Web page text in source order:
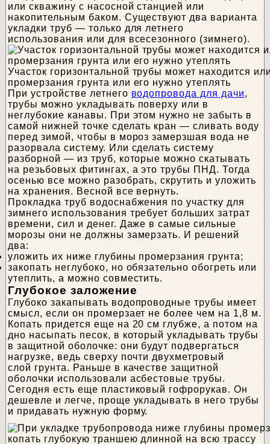
или скважину с насосной станцией или
накопительным баком. Существуют два варианта
укладки труб — только для летнего
использования или для всесезонного (зимнего).
Участок горизонтальной трубы может находится
промерзания грунта или его нужно утеплять
При устройстве летнего водопровода для дачи,
трубы можно укладывать поверху или в
неглубокие канавы. При этом нужно не забыть в
самой нижней точке сделать кран — сливать воду
перед зимой, чтобы в мороз замерзшая вода не
разорвала систему. Или сделать систему
разборной — из труб, которые можно скатывать
на резьбовых фитингах, а это трубы ПНД. Тогда
осенью все можно разобрать, скрутить и уложить
на хранения. Весной все вернуть.
Прокладка труб водоснабжения по участку для
зимнего использования требует больших затрат
времени, сил и денег. Даже в самые сильные
морозы они не должны замерзать. И решений
два:
уложить их ниже глубины промерзания грунта;
закопать неглубоко, но обязательно обогреть или
утеплить, а можно совместить.
Глубокое заложение
Глубоко закапывать водопроводные трубы имеет
смысл, если он промерзает не более чем на 1,8 м.
Копать придется еще на 20 см глубже, а потом на
дно насыпать песок, в который укладывать трубы
в защитной оболочке: они будут подвергаться
нагрузке, ведь сверху почти двухметровый
слой грунта. Раньше в качестве защитной
оболочки использовали асбестовые трубы.
Сегодня есть еще пластиковый гофрорукав. Он
дешевле и легче, проще укладывать в него трубы
и придавать нужную форму.